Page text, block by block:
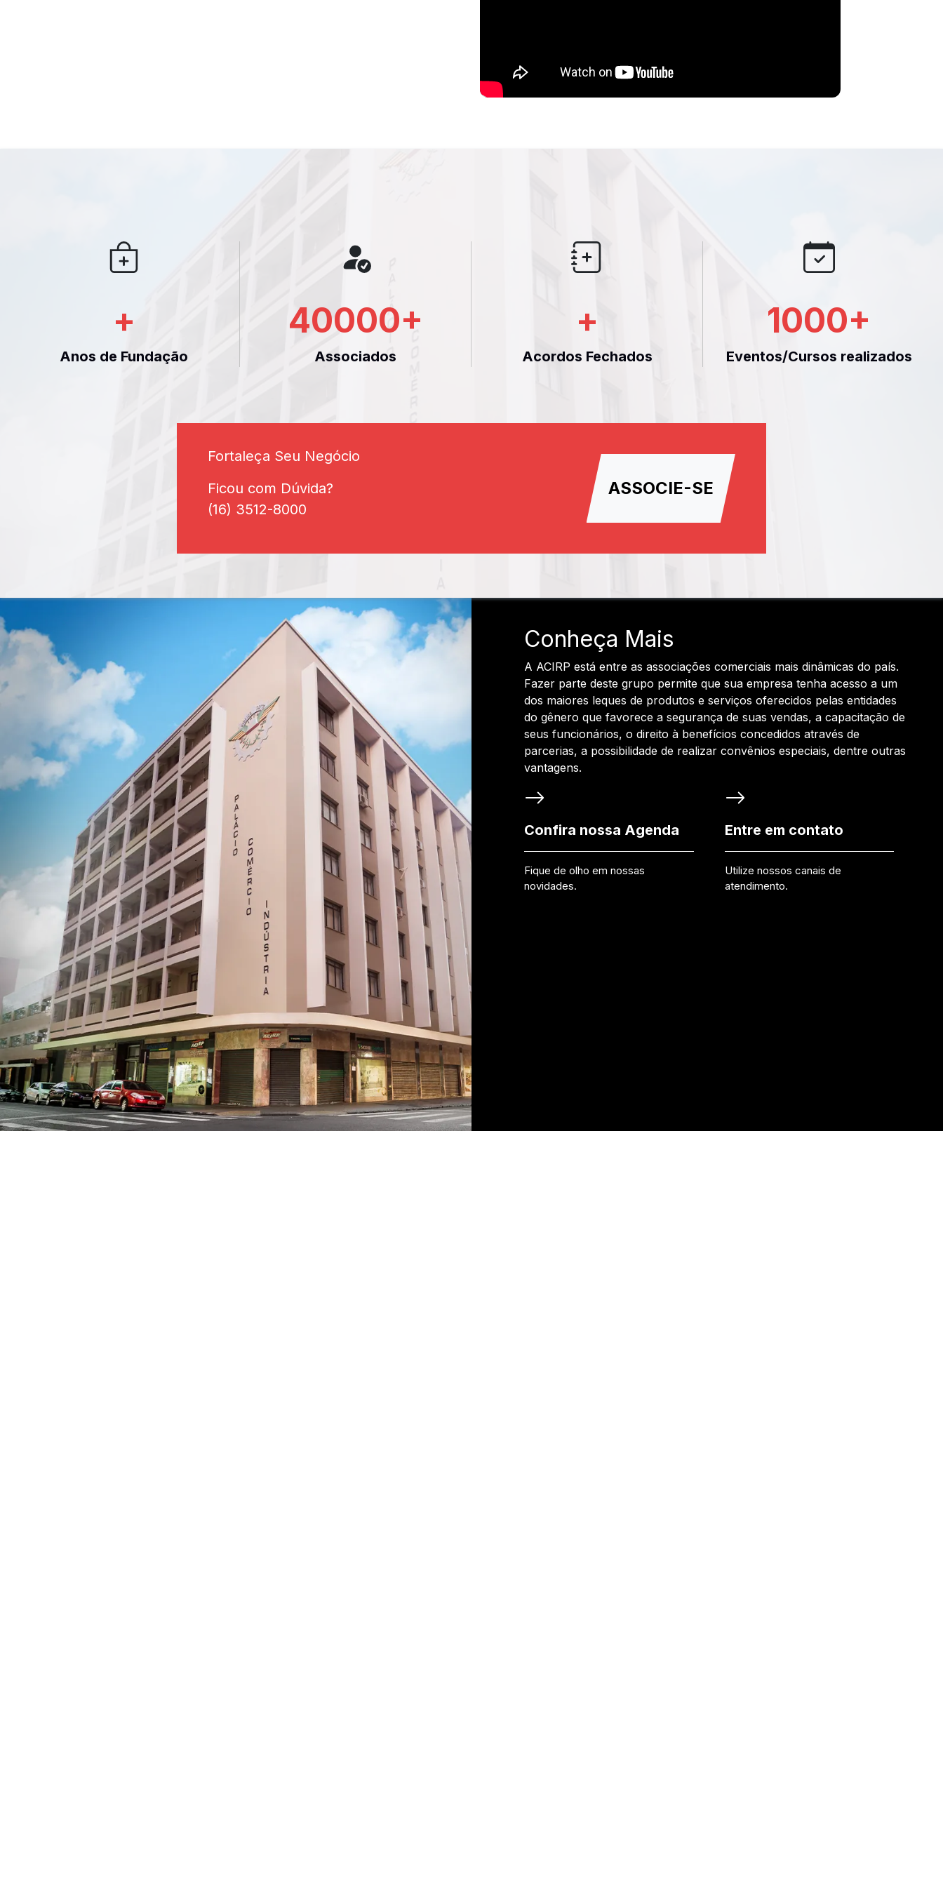
+
Anos de Fundação
40000+
Associados
+
Acordos Fechados
1000+
Eventos/Cursos realizados
Fortaleça Seu Negócio
Ficou com Dúvida?
(16) 3512-8000
ASSOCIE-SE
Conheça Mais
A ACIRP está entre as associações comerciais mais dinâmicas do país.
Fazer parte deste grupo permite que sua empresa tenha acesso a um
dos maiores leques de produtos e serviços oferecidos pelas entidades
do gênero que favorece a segurança de suas vendas, a capacitação de
seus funcionários, o direito à benefícios concedidos através de
parcerias, a possibilidade de realizar convênios especiais, dentre outras
vantagens.
Confira nossa Agenda
Fique de olho em nossas
novidades.
Entre em contato
Utilize nossos canais de
atendimento.